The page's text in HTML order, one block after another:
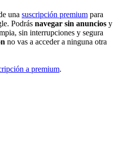
una suscripción premium para
Podrás navegar sin anuncios y
sin interrupciones y segura
no vas a acceder a ninguna otra
a premium.